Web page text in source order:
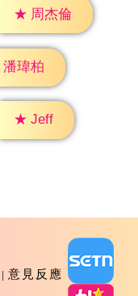
★ 周杰倫
潘瑋柏
★ Jeff
意見反應